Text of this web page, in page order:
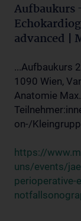
advanced |
...Aufbaukurs
1090 Wien,
Anatomie
on-/
https://
uns/events/
perioperative-